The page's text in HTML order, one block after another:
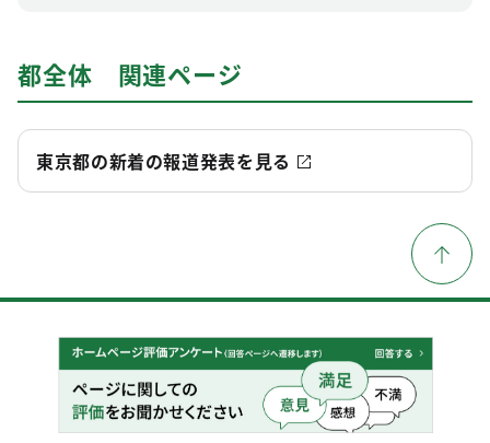
都全体 関連ページ
東京都の新着の報道発表を見る